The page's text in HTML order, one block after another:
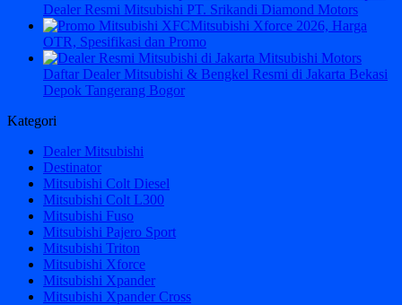
Dealer Resmi Mitsubishi PT. Srikandi Diamond Motors
Mitsubishi Xforce 2026, Harga
OTR, Spesifikasi dan Promo
Daftar Dealer Mitsubishi & Bengkel Resmi di Jakarta Bekasi
Depok Tangerang Bogor
Kategori
Dealer Mitsubishi
Destinator
Mitsubishi Colt Diesel
Mitsubishi Colt L300
Mitsubishi Fuso
Mitsubishi Pajero Sport
Mitsubishi Triton
Mitsubishi Xforce
Mitsubishi Xpander
Mitsubishi Xpander Cross